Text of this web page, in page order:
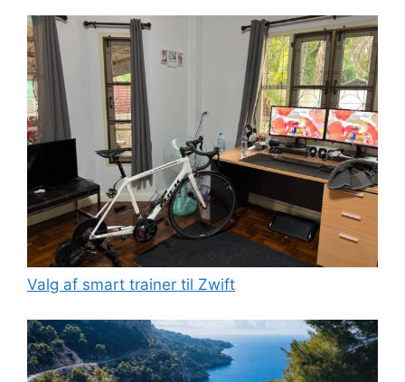
Valg af smart trainer til Zwift